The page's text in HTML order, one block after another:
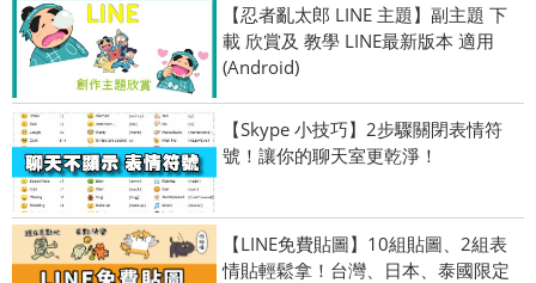
【忍者亂太郎 LINE 主題】副主題 下
載 欣賞及 教學 LINE最新版本 適用
(Android)
【Skype 小技巧】2步驟關閉表情符
號！讓你的聊天室更乾淨！
【LINE免費貼圖】10組貼圖、2組表
情貼輕鬆拿！台灣、日本、泰國限定